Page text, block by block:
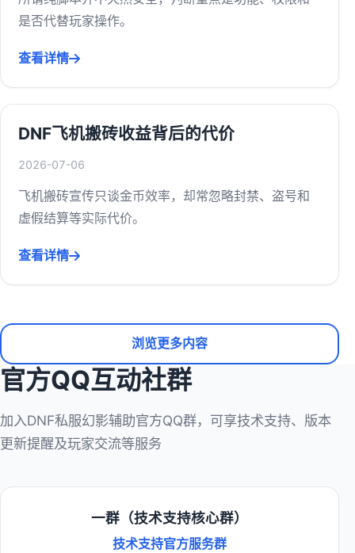
是否代替玩家操作。
查看详情
DNF飞机搬砖收益背后的代价
2026-07-06
飞机搬砖宣传只谈金币效率，却常忽略封禁、盗号和
虚假结算等实际代价。
查看详情
浏览更多内容
官方QQ互动社群
加入DNF私服幻影辅助官方QQ群，可享技术支持、版本
更新提醒及玩家交流等服务
一群（技术支持核心群）
技术支持官方服务群